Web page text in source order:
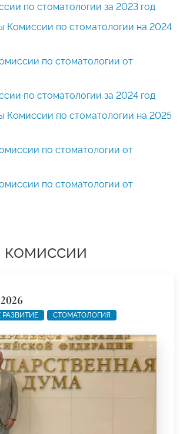
по стоматологии за 2023 год
Комиссии по стоматологии на 2024
по стоматологии от
по стоматологии за 2024 год
Комиссии по стоматологии на 2025
по стоматологии от
по стоматологии от
РАЗВИТИЕ СТОМАТОЛОГИЯ